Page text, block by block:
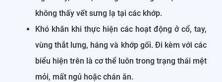
không thấy vết sưng lạ tại các khớp.
Khó khăn khi thực hiện các hoạt động ở cổ, tay,
vùng thắt lưng, háng và khớp gối. Đi kèm với các
biểu hiện trên là cơ thể luôn trong trạng thái mệt
mỏi, mất ngủ hoặc chán ăn.